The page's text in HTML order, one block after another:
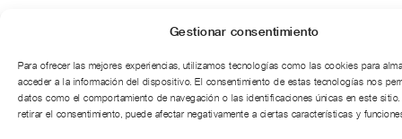
Gestionar consentimiento
Para ofrecer las mejores experiencias, utilizamos tecnologías como las cookies para
acceder a la información del dispositivo. El consentimiento de estas tecnologías nos
datos como el comportamiento de navegación o las identificaciones únicas en este
retirar el consentimiento, puede afectar negativamente a ciertas características y